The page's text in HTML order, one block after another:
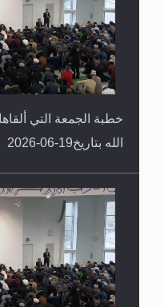
خطبة الجمعة التي
الله بتاريخ19-06-2026